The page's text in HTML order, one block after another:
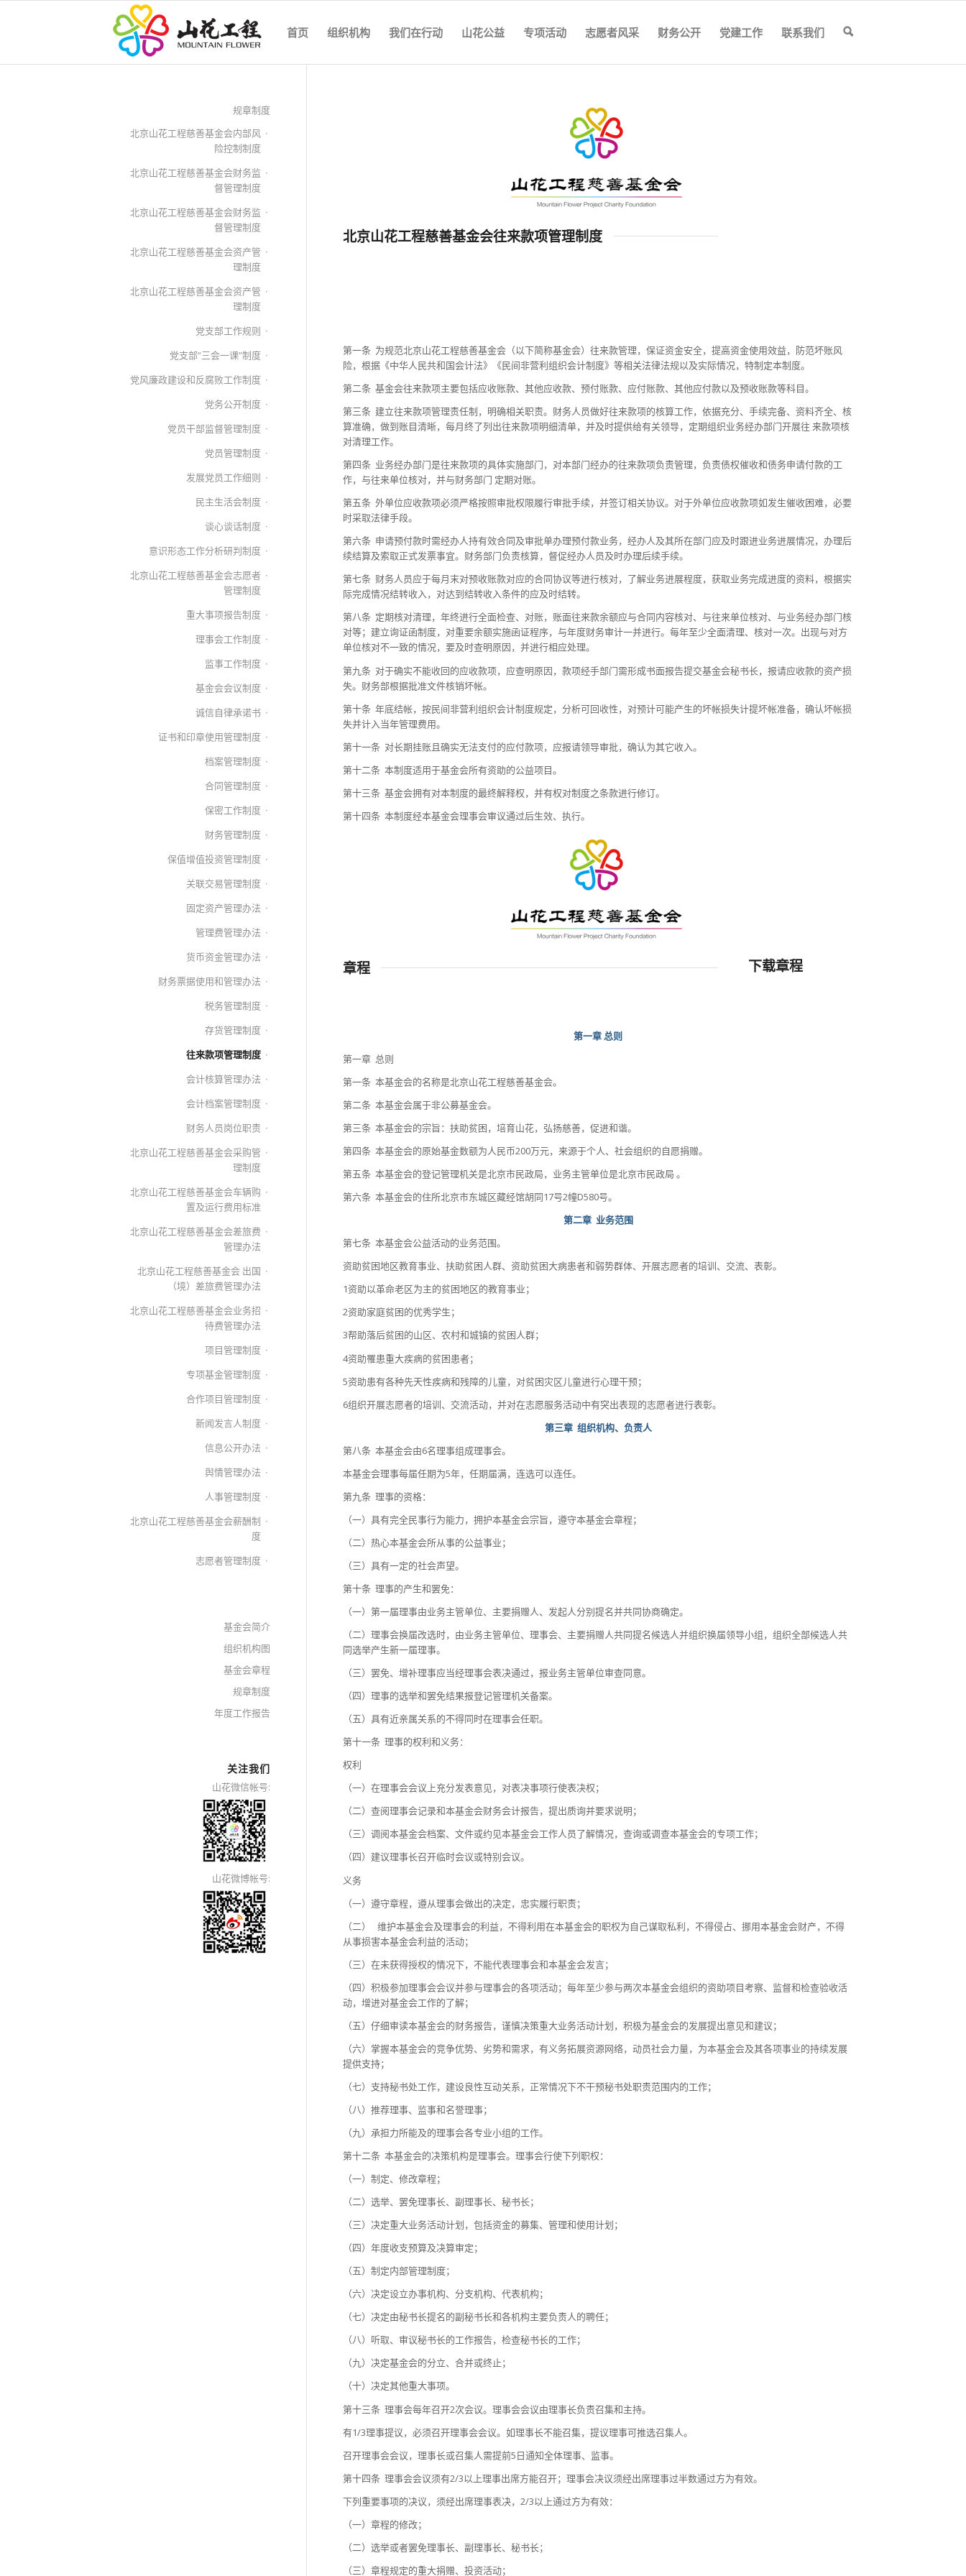
首页 组织机构 我们在行动 山花公益 专项活动 志愿者风采 财务公开 党建工作 联系我们 🔍
北京山花工程慈善基金会往来款项管理制度
第一条 为规范北京山花工程慈善基金会（以下简称基金会）往来款管理，保证资金安全，提高资金使用效益，防范坏账风
险，根据《中华人民共和国会计法》《民间非营利组织会计制度》等相关法律法规以及实际情况，特制定本制度。
第二条 基金会往来款项主要包括应收账款、其他应收款、预付账款、应付账款、其他应付款以及预收账款等科目。
第三条 建立往来款项管理责任制，明确相关职责。财务人员做好往来款项的核算工作，依据充分、手续完备、资料齐全、核
算准确，做到账目清晰，每月终了列出往来款项明细清单，并及时提供给有关领导，定期组织业务经办部门开展往 来款项核
对清理工作。
第四条 业务经办部门是往来款项的具体实施部门，对本部门经办的往来款项负责管理，负责债权催收和债务申请付款的工
作，与往来单位核对，并与财务部门 定期对账。
第五条 外单位应收款项必须严格按照审批权限履行审批手续，并签订相关协议。对于外单位应收款项如发生催收困难，必要
时采取法律手段。
第六条 申请预付款时需经办人持有效合同及审批单办理预付款业务，经办人及其所在部门应及时跟进业务进展情况，办理后
续结算及索取正式发票事宜。财务部门负责核算，督促经办人员及时办理后续手续。
第七条 财务人员应于每月末对预收账款对应的合同协议等进行核对，了解业务进展程度，获取业务完成进度的资料，根据实
际完成情况结转收入，对达到结转收入条件的应及时结转。
第八条 定期核对清理，年终进行全面检查、对账，账面往来款余额应与合同内容核对、与往来单位核对、与业务经办部门核
对等；建立询证函制度，对重要余额实施函证程序，与年度财务审计一并进行。每年至少全面清理、核对一次。出现与对方
单位核对不一致的情况，要及时查明原因，并进行相应处理。
第九条 对于确实不能收回的应收款项，应查明原因，款项经手部门需形成书面报告提交基金会秘书长，报请应收款的资产损
失。财务部根据批准文件核销坏帐。
第十条 年底结帐，按民间非营利组织会计制度规定，分析可回收性，对预计可能产生的坏帐损失计提坏帐准备，确认坏帐损
失并计入当年管理费用。
第十一条 对长期挂账且确实无法支付的应付款项，应报请领导审批，确认为其它收入。
第十二条 本制度适用于基金会所有资助的公益项目。
第十三条 基金会拥有对本制度的最终解释权，并有权对制度之条款进行修订。
第十四条 本制度经本基金会理事会审议通过后生效、执行。
章程 下载章程
第一章 总则
第一章 总则
第一条 本基金会的名称是北京山花工程慈善基金会。
第二条 本基金会属于非公募基金会。
第三条 本基金会的宗旨：扶助贫困，培育山花，弘扬慈善，促进和谐。
第四条 本基金会的原始基金数额为人民币200万元，来源于个人、社会组织的自愿捐赠。
第五条 本基金会的登记管理机关是北京市民政局，业务主管单位是北京市民政局 。
第六条 本基金会的住所北京市东城区藏经馆胡同17号2幢D580号。
第二章业务范围
第七条 本基金会公益活动的业务范围。
资助贫困地区教育事业、扶助贫困人群、资助贫困大病患者和弱势群体、开展志愿者的培训、交流、表彰。
1资助以革命老区为主的贫困地区的教育事业；
2资助家庭贫困的优秀学生；
3帮助落后贫困的山区、农村和城镇的贫困人群；
4资助罹患重大疾病的贫困患者；
5资助患有各种先天性疾病和残障的儿童，对贫困灾区儿童进行心理干预；
6组织开展志愿者的培训、交流活动，并对在志愿服务活动中有突出表现的志愿者进行表彰。
第三章组织机构、负责人
第八条 本基金会由6名理事组成理事会。
本基金会理事每届任期为5年，任期届满，连选可以连任。
第九条 理事的资格：
（一）具有完全民事行为能力，拥护本基金会宗旨，遵守本基金会章程；
（二）热心本基金会所从事的公益事业；
（三）具有一定的社会声望。
第十条 理事的产生和罢免：
（一）第一届理事由业务主管单位、主要捐赠人、发起人分别提名并共同协商确定。
（二）理事会换届改选时，由业务主管单位、理事会、主要捐赠人共同提名候选人并组织换届领导小组，组织全部候选人共
同选举产生新一届理事。
（三）罢免、增补理事应当经理事会表决通过，报业务主管单位审查同意。
（四）理事的选举和罢免结果报登记管理机关备案。
（五）具有近亲属关系的不得同时在理事会任职。
第十一条 理事的权利和义务：
权利
（一）在理事会会议上充分发表意见，对表决事项行使表决权；
（二）查阅理事会记录和本基金会财务会计报告，提出质询并要求说明；
（三）调阅本基金会档案、文件或约见本基金会工作人员了解情况，查询或调查本基金会的专项工作；
（四）建议理事长召开临时会议或特别会议。
义务
（一）遵守章程，遵从理事会做出的决定，忠实履行职责；
（二） 维护本基金会及理事会的利益，不得利用在本基金会的职权为自己谋取私利，不得侵占、挪用本基金会财产，不得
从事损害本基金会利益的活动；
（三）在未获得授权的情况下，不能代表理事会和本基金会发言；
（四）积极参加理事会会议并参与理事会的各项活动；每年至少参与两次本基金会组织的资助项目考察、监督和检查验收活
动，增进对基金会工作的了解；
（五）仔细审读本基金会的财务报告，谨慎决策重大业务活动计划，积极为基金会的发展提出意见和建议；
（六）掌握本基金会的竞争优势、劣势和需求，有义务拓展资源网络，动员社会力量，为本基金会及其各项事业的持续发展
提供支持；
（七）支持秘书处工作，建设良性互动关系，正常情况下不干预秘书处职责范围内的工作；
（八）推荐理事、监事和名誉理事；
（九）承担力所能及的理事会各专业小组的工作。
第十二条 本基金会的决策机构是理事会。理事会行使下列职权：
（一）制定、修改章程；
（二）选举、罢免理事长、副理事长、秘书长；
（三）决定重大业务活动计划，包括资金的募集、管理和使用计划；
（四）年度收支预算及决算审定；
（五）制定内部管理制度；
（六）决定设立办事机构、分支机构、代表机构；
（七）决定由秘书长提名的副秘书长和各机构主要负责人的聘任；
（八）听取、审议秘书长的工作报告，检查秘书长的工作；
（九）决定基金会的分立、合并或终止；
（十）决定其他重大事项。
第十三条 理事会每年召开2次会议。理事会会议由理事长负责召集和主持。
有1/3理事提议，必须召开理事会会议。如理事长不能召集，提议理事可推选召集人。
召开理事会会议，理事长或召集人需提前5日通知全体理事、监事。
第十四条 理事会会议须有2/3以上理事出席方能召开；理事会决议须经出席理事过半数通过方为有效。
下列重要事项的决议，须经出席理事表决，2/3以上通过方为有效：
（一）章程的修改；
（二）选举或者罢免理事长、副理事长、秘书长；
（三）章程规定的重大捐赠、投资活动；
规章制度
北京山花工程慈善基金会内部风
险控制制度
北京山花工程慈善基金会财务监
督管理制度
北京山花工程慈善基金会财务监
督管理制度
北京山花工程慈善基金会资产管
理制度
北京山花工程慈善基金会资产管
理制度
党支部工作规则
党支部“三会一课”制度
党风廉政建设和反腐败工作制度
党务公开制度
党员干部监督管理制度
党员管理制度
发展党员工作细则
民主生活会制度
谈心谈话制度
意识形态工作分析研判制度
北京山花工程慈善基金会志愿者
管理制度
重大事项报告制度
理事会工作制度
监事工作制度
基金会会议制度
诚信自律承诺书
证书和印章使用管理制度
档案管理制度
合同管理制度
保密工作制度
财务管理制度
保值增值投资管理制度
关联交易管理制度
固定资产管理办法
管理费管理办法
货币资金管理办法
财务票据使用和管理办法
税务管理制度
存货管理制度
往来款项管理制度
会计核算管理办法
会计档案管理制度
财务人员岗位职责
北京山花工程慈善基金会采购管
理制度
北京山花工程慈善基金会车辆购
置及运行费用标准
北京山花工程慈善基金会差旅费
管理办法
北京山花工程慈善基金会 出国
（境）差旅费管理办法
北京山花工程慈善基金会业务招
待费管理办法
项目管理制度
专项基金管理制度
合作项目管理制度
新闻发言人制度
信息公开办法
舆情管理办法
人事管理制度
北京山花工程慈善基金会薪酬制
度
志愿者管理制度
基金会简介
组织机构图
基金会章程
规章制度
年度工作报告
关注我们
山花微信帐号:
山花微博帐号: